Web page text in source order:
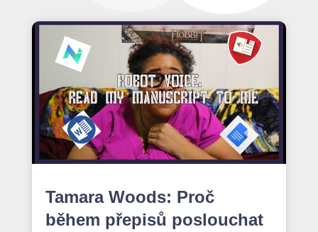
Tamara Woods: Proč
během přepisů poslouchat